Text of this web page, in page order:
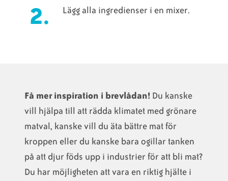
Lägg alla ingredienser i en mixer.
Få mer inspiration i brevlådan! Du kanske
vill hjälpa till att rädda klimatet med grönare
matval, kanske vill du äta bättre mat för
kroppen eller du kanske bara ogillar tanken
på att djur föds upp i industrier för att bli mat?
Du har möjligheten att vara en riktig hjälte i